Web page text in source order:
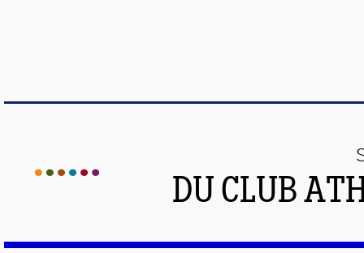
DU CLUB